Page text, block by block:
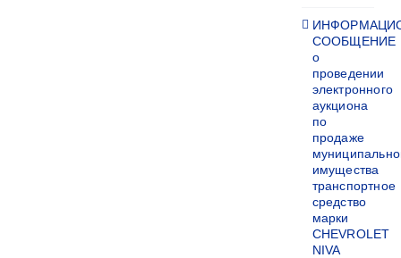
СООБЩЕНИЕ
о
проведении
электронного
аукциона
по
продаже
имущества
транспортное
средство
марки
CHEVROLET
NIVA